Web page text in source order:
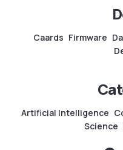
Caards Firmware
Artificial Intelligence
Science